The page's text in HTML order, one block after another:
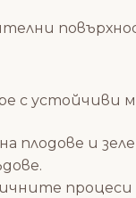
с
плодове и